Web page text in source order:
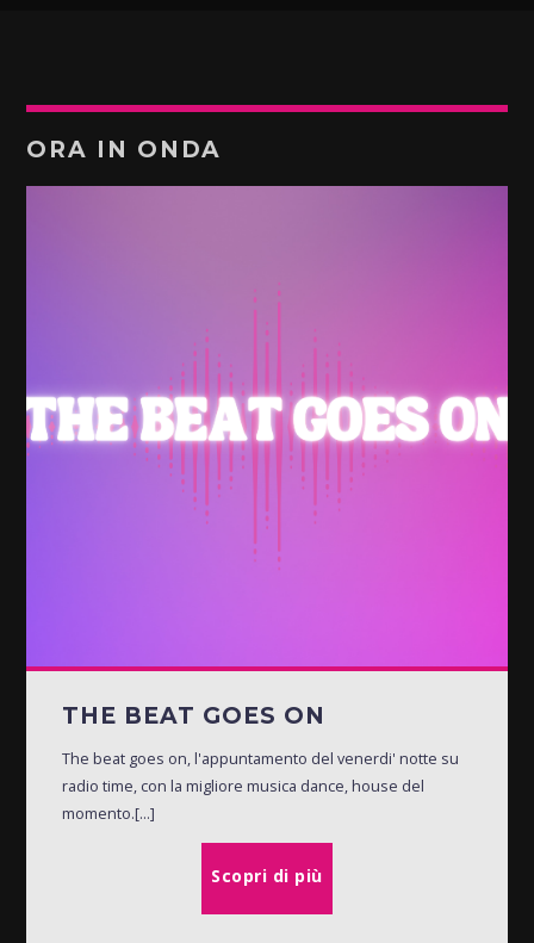
ORA IN ONDA
THE BEAT GOES ON
The beat goes on, l'appuntamento del venerdi' notte su
radio time, con la migliore musica dance, house del
momento.[...]
Scopri di più